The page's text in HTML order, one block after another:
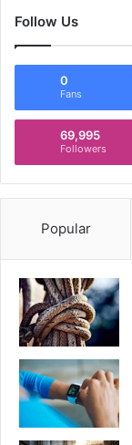
Follow Us
0
Fans
69,995
Followers
Popular